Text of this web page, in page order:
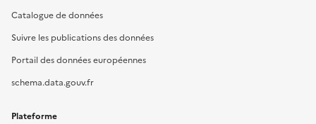
Catalogue de données
Suivre les publications des données
Portail des données européennes
schema.data.gouv.fr
Plateforme